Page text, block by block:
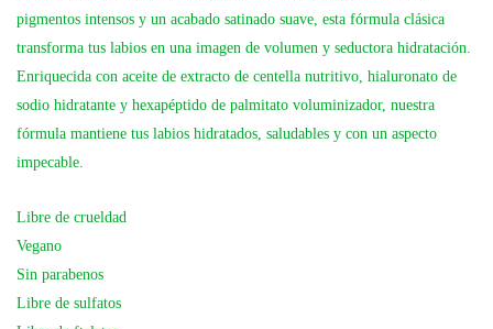
pigmentos intensos y un acabado satinado suave, esta fórmula clásica
transforma tus labios en una imagen de volumen y seductora hidratación.
Enriquecida con aceite de extracto de centella nutritivo, hialuronato de
sodio hidratante y hexapéptido de palmitato voluminizador, nuestra
fórmula mantiene tus labios hidratados, saludables y con un aspecto
impecable.
Libre de crueldad
Vegano
Sin parabenos
Libre de sulfatos